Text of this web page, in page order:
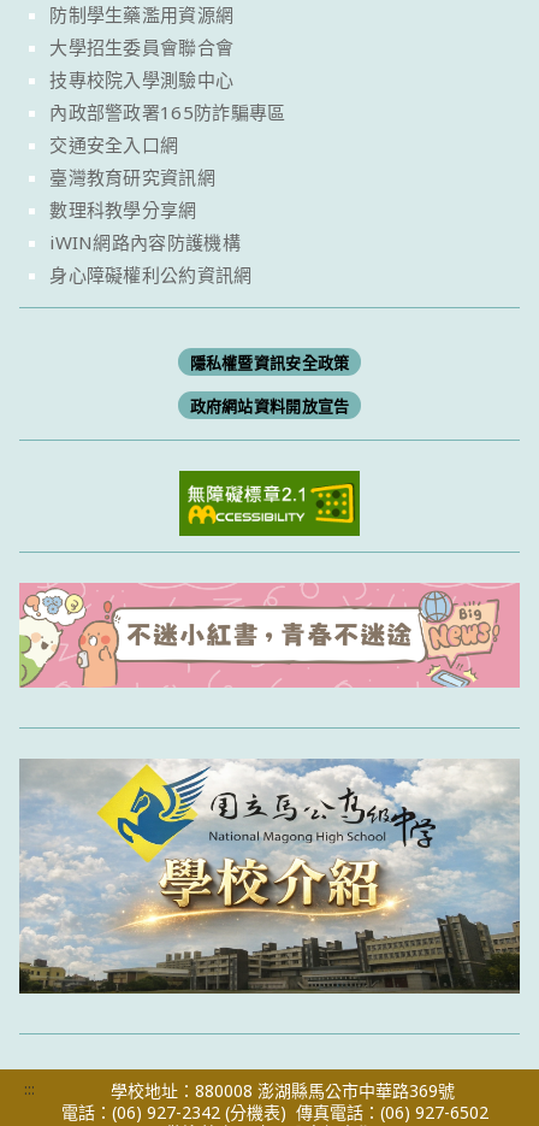
防制學生藥濫用資源網
大學招生委員會聯合會
技專校院入學測驗中心
內政部警政署165防詐騙專區
交通安全入口網
臺灣教育研究資訊網
數理科教學分享網
iWIN網路內容防護機構
身心障礙權利公約資訊網
隱私權暨資訊安全政策
政府網站資料開放宣告
:::
學校地址：880008 澎湖縣馬公市中華路369號
電話：(06) 927-2342 (分機表) 傳真電話：(06) 927-6502